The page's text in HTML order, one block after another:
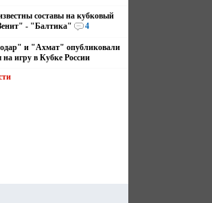
составы на кубковый
- "Балтика"
4
и "Ахмат" опубликовали
на игру в Кубке России